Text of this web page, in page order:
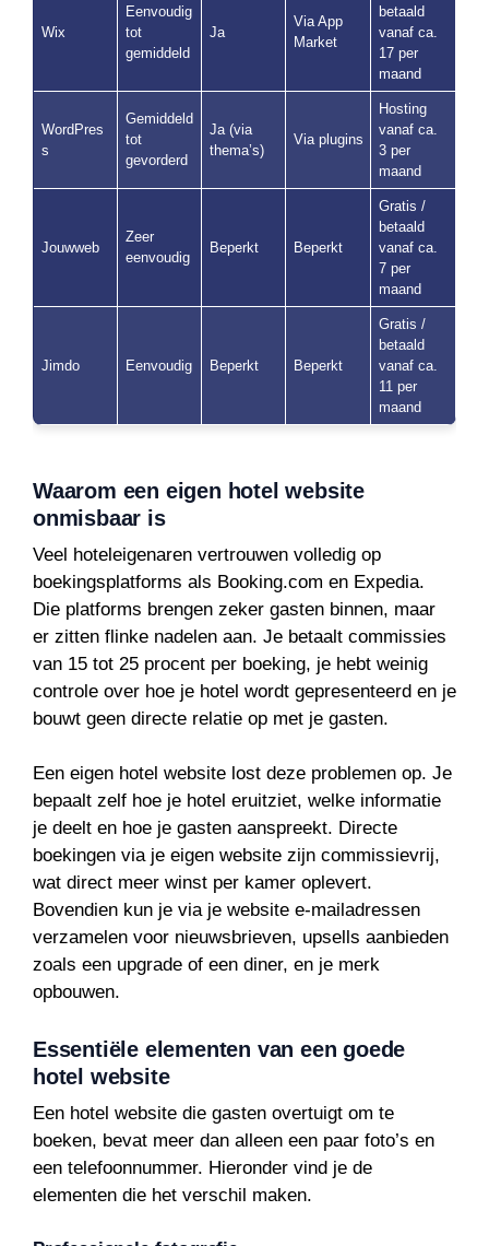
Wix
Eenvoudig
tot
gemiddeld
Ja
Via App
Market
betaald
vanaf ca.
17 per
maand
WordPres
s
Gemiddeld
tot
gevorderd
Ja (via
thema’s)
Via plugins
Hosting
vanaf ca.
3 per
maand
Jouwweb
Zeer
eenvoudig
Beperkt Beperkt
Gratis /
betaald
vanaf ca.
7 per
maand
Jimdo Eenvoudig Beperkt Beperkt
Gratis /
betaald
vanaf ca.
11 per
maand
Waarom een eigen hotel website
onmisbaar is
Veel hoteleigenaren vertrouwen volledig op
boekingsplatforms als Booking.com en Expedia.
Die platforms brengen zeker gasten binnen, maar
er zitten flinke nadelen aan. Je betaalt commissies
van 15 tot 25 procent per boeking, je hebt weinig
controle over hoe je hotel wordt gepresenteerd en je
bouwt geen directe relatie op met je gasten.
Een eigen hotel website lost deze problemen op. Je
bepaalt zelf hoe je hotel eruitziet, welke informatie
je deelt en hoe je gasten aanspreekt. Directe
boekingen via je eigen website zijn commissievrij,
wat direct meer winst per kamer oplevert.
Bovendien kun je via je website e-mailadressen
verzamelen voor nieuwsbrieven, upsells aanbieden
zoals een upgrade of een diner, en je merk
opbouwen.
Essentiële elementen van een goede
hotel website
Een hotel website die gasten overtuigt om te
boeken, bevat meer dan alleen een paar foto’s en
een telefoonnummer. Hieronder vind je de
elementen die het verschil maken.